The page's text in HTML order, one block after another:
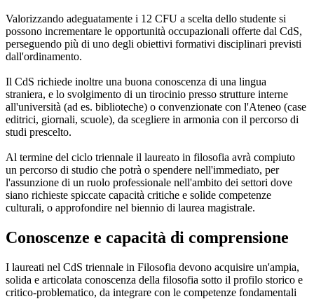
Valorizzando adeguatamente i 12 CFU a scelta dello studente si
possono incrementare le opportunità occupazionali offerte dal CdS,
perseguendo più di uno degli obiettivi formativi disciplinari previsti
dall'ordinamento.
Il CdS richiede inoltre una buona conoscenza di una lingua
straniera, e lo svolgimento di un tirocinio presso strutture interne
all'università (ad es. biblioteche) o convenzionate con l'Ateneo (case
editrici, giornali, scuole), da scegliere in armonia con il percorso di
studi prescelto.
Al termine del ciclo triennale il laureato in filosofia avrà compiuto
un percorso di studio che potrà o spendere nell'immediato, per
l'assunzione di un ruolo professionale nell'ambito dei settori dove
siano richieste spiccate capacità critiche e solide competenze
culturali, o approfondire nel biennio di laurea magistrale.
Conoscenze e capacità di comprensione
I laureati nel CdS triennale in Filosofia devono acquisire un'ampia,
solida e articolata conoscenza della filosofia sotto il profilo storico e
critico-problematico, da integrare con le competenze fondamentali